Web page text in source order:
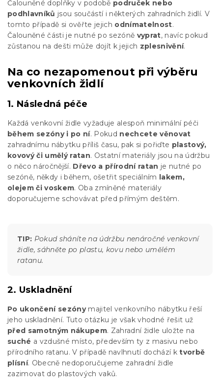
Čalouněné doplňky v podobě područek nebo
podhlavníků jsou součástí i některých zahradních židlí. V
tomto případě si ověřte jejich odnímatelnost.
Čalouněné části je nutné po sezóně vyprat, navíc pokud
zůstanou na dešti může dojít k jejich zplesnivění.
Na co nezapomenout při výběru
venkovních židlí
1. Následná péče
Každá venkovní židle vyžaduje alespoň minimální péči
během sezóny i po ní. Pokud nechcete věnovat
zahradnímu nábytku příliš času, pak si pořiďte plastový,
kovový či umělý ratan. Ostatní materiály jsou na údržbu
o něco náročnější. Dřevo a přírodní ratan je nutné po
sezóně, někdy i během, ošetřit speciálním lakem,
olejem či voskem. Oba zmíněné materiály
doporučujeme schovávat před přímým deštěm.
TIP: Pokud sháníte na údržbu nenáročné venkovní
židle, sáhněte po plastu, kovu nebo umělém
ratanu.
2. Uskladnění
Po ukončení sezónymajitel venkovního nábytku řeší
jeho uskladnění. Tuto otázku je však vhodné řešit už
před samotným nákupem. Zahradní židle uložte na
suché a vzdušné místo, především ty z masivu nebo
přírodního ratanu. V případě navlhnutí dochází ktvorbě
plísní. Obecně nedoporučujeme zahradní židle
zazimovat do plastových vaků.